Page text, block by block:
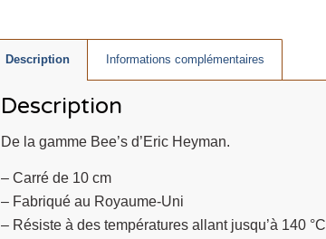
Description Informations complémentaires
Description
De la gamme Bee’s d’Eric Heyman.
– Carré de 10 cm
– Fabriqué au Royaume-Uni
– Résiste à des températures allant jusqu’à 140 °C